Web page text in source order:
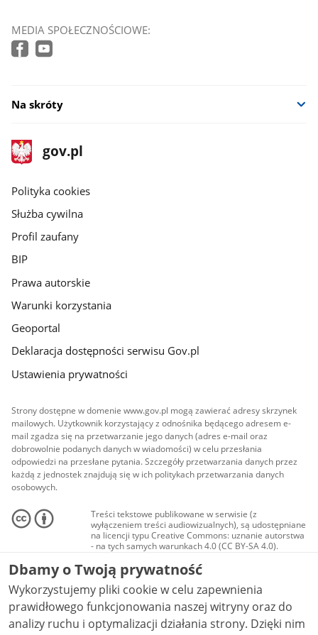
MEDIA SPOŁECZNOŚCIOWE:
Na skróty
stopka
gov.pl
Strona
gov.pl
gov.pl
Polityka cookies
Służba cywilna
Profil zaufany
BIP
Prawa autorskie
Warunki korzystania
Geoportal
Deklaracja dostępności serwisu Gov.pl
Ustawienia prywatności
Strony dostępne w domenie www.gov.pl mogą zawierać adresy skrzynek
mailowych. Użytkownik korzystający z odnośnika będącego adresem e-
mail zgadza się na przetwarzanie jego danych (adres e-mail oraz
dobrowolnie podanych danych w wiadomości) w celu przesłania
odpowiedzi na przesłane pytania. Szczegóły przetwarzania danych przez
każdą z jednostek znajdują się w ich politykach przetwarzania danych
osobowych.
Treści tekstowe publikowane w serwisie (z
wyłączeniem treści audiowizualnych), są udostępniane
na licencji typu Creative Commons: uznanie autorstwa
- na tych samych warunkach 4.0 (CC BY-SA 4.0).
Materiały audiowizualne, w tym zdjęcia, materiały
audio i wideo, są udostępniane na licencji typu
Creative Commons: uznanie autorstwa użycie
niekomercyjne - bez utworów zależnych 4.0 (CC BY-
NC-ND 4.0), o ile nie jest to stwierdzone inaczej.
Dbamy o Twoją prywatność
Wykorzystujemy pliki cookie w celu zapewnienia
prawidłowego funkcjonowania naszej witryny oraz do
analizy ruchu i optymalizacji działania strony. Dzięki nim